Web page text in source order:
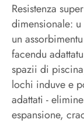
Resistenza
dimensionale:
un
facendu
spazii di
lochi induve e
adattati -
espansione,